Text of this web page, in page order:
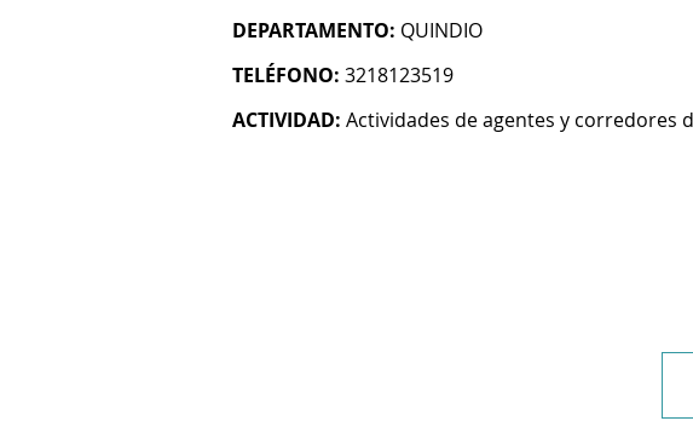
DEPARTAMENTO: QUINDIO
TELÉFONO: 3218123519
ACTIVIDAD: Actividades de agentes y corredores